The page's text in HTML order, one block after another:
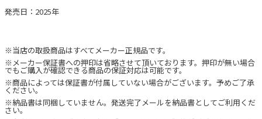
発売日：2025年
※当店の取扱商品はすべてメーカー正規品です。
※メーカー保証書への押印は省略させて頂いております。押印が無い場合
でもご購入が確認できる商品の保証対応は可能です。
※商品によっては保証書が付属していない場合がございます。予めご了承
ください。
※納品書は同梱していません。発送完了メールを納品書としてご利用くだ
さい。